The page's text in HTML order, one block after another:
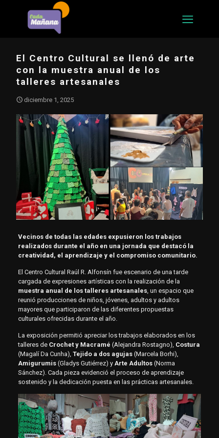
El Centro Cultural se llenó de arte
con la muestra anual de los
talleres artesanales
diciembre 1, 2025
Vecinos de todas las edades expusieron los trabajos
realizados durante el año en una jornada que destacó la
creatividad, el aprendizaje y el compromiso comunitario.
El Centro Cultural Raúl R. Alfonsín fue escenario de una tarde
cargada de expresiones artísticas con la realización de la
muestra anual de los talleres artesanales, un espacio que
reunió producciones de niños, jóvenes, adultos y adultos
mayores que participaron de las diferentes propuestas
culturales ofrecidas durante el año.
La exposición permitió apreciar los trabajos elaborados en los
talleres de Crochet y Macramé (Alejandra Rostagno), Costura
(Magalí Da Cunha), Tejido a dos agujas(Marcela Borhi),
Amigurumis(Gladys Gutiérrez) y Arte Adultos(Norma
Sánchez). Cada pieza evidenció el proceso de aprendizaje
sostenido y la dedicación puesta en las prácticas artesanales.